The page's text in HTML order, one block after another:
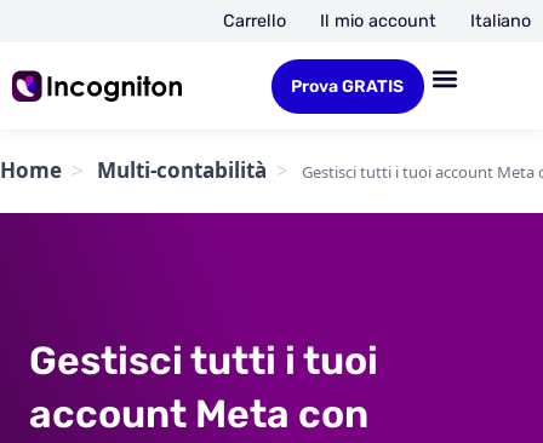
Carrello Il mio account Italiano
Prova GRATIS
Home Multi-contabilità Gestisci tutti i tuoi account Meta
Gestisci tutti i tuoi
account Meta con